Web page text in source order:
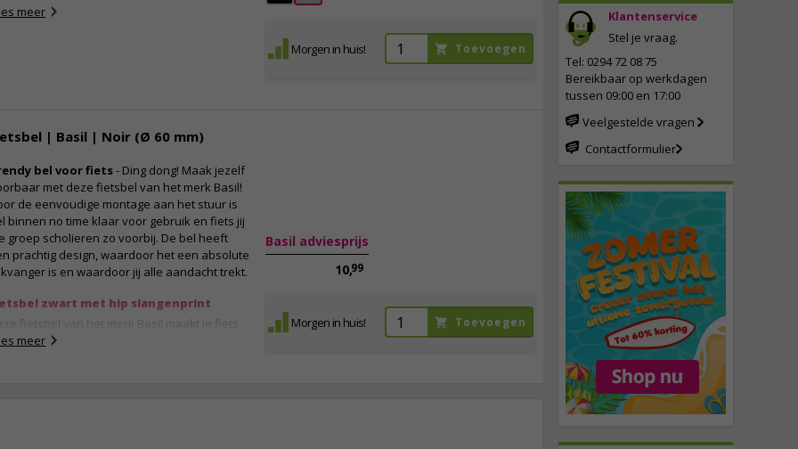
Klantenservice
Stel je vraag.
Tel: 0294 72 08 75
Bereikbaar op werkdagen
tussen 09:00 en 17:00
Veelgestelde vragen
Contactformulier
je fiets compleet met deze unieke fietsbel
Naast deze functionaliteit
een fietsbel met een stijlvol en vintage
Door de gouden finish geeft het je fiets
elegante uitstraling. De fietsbel is
te monteren op je stuur waardoor jij
en veilig weer op pad kunt. Laat je fiets
en voeg stijl toe aan je rit!
Bel met vintage look
Eenvoudig te monteren op stuurbeugel
Diameter: 55 millimeter
Afmetingen: 6 x 9 x 6 centimeter
Kleur: zilver
meer
Morgen in huis! Toevoegen
| Basil | Noir (Ø 60 mm)
bel voor fiets- Ding dong! Maak jezelf
met deze fietsbel van het merk Basil!
de eenvoudige montage aan het stuur is
binnen no time klaar voor gebruik en fiets jij
groep scholieren zo voorbij. De bel heeft
prachtig design, waardoor het een absolute
is en waardoor jij alle aandacht trekt.
zwart met hip slangenprint
fietsbel van het merk Basil maakt je fiets
af! Doordat de bel is voorzien van een
meer
Basil adviesprijs
10,99
Morgen in huis! Toevoegen